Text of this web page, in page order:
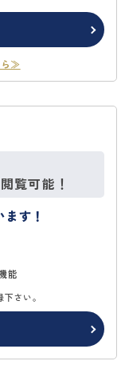
ら≫
閲覧可能！
す！
能
さい。